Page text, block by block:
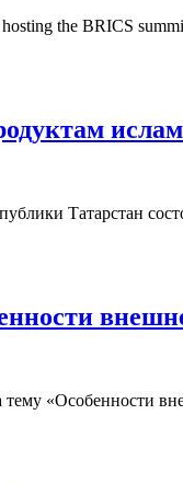
the BRICS
Татарстан
«Особенности